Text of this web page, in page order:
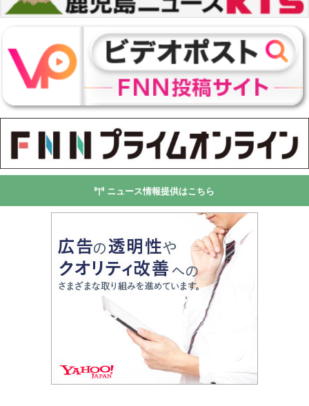
ニュース情報提供はこちら